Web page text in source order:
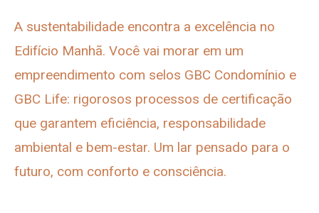
A sustentabilidade encontra a excelência no
Edifício Manhã. Você vai morar em um
empreendimento com selos GBC Condomínio e
GBC Life: rigorosos processos de certificação
que garantem eficiência, responsabilidade
ambiental e bem-estar. Um lar pensado para o
futuro, com conforto e consciência.